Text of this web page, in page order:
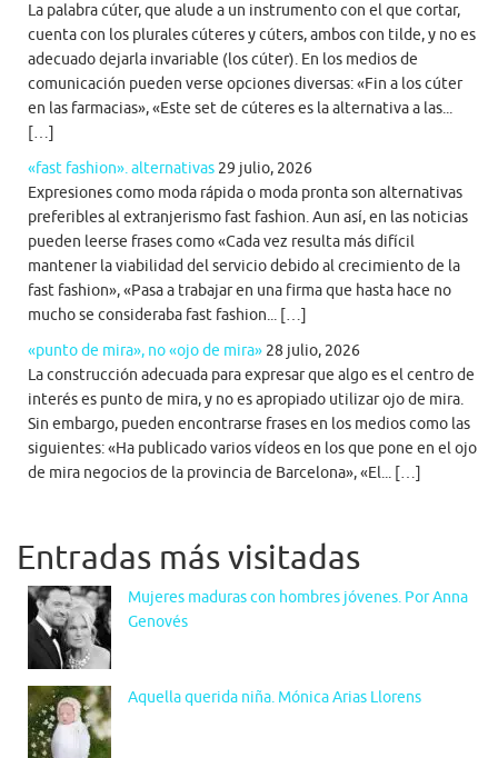
La palabra cúter, que alude a un instrumento con el que cortar,
cuenta con los plurales cúteres y cúters, ambos con tilde, y no es
adecuado dejarla invariable (los cúter). En los medios de
comunicación pueden verse opciones diversas: «Fin a los cúter
en las farmacias», «Este set de cúteres es la alternativa a las...
[…]
«fast fashion». alternativas 29 julio, 2026
Expresiones como moda rápida o moda pronta son alternativas
preferibles al extranjerismo fast fashion. Aun así, en las noticias
pueden leerse frases como «Cada vez resulta más difícil
mantener la viabilidad del servicio debido al crecimiento de la
fast fashion», «Pasa a trabajar en una firma que hasta hace no
mucho se consideraba fast fashion... […]
«punto de mira», no «ojo de mira» 28 julio, 2026
La construcción adecuada para expresar que algo es el centro de
interés es punto de mira, y no es apropiado utilizar ojo de mira.
Sin embargo, pueden encontrarse frases en los medios como las
siguientes: «Ha publicado varios vídeos en los que pone en el ojo
de mira negocios de la provincia de Barcelona», «El... […]
Entradas más visitadas
Mujeres maduras con hombres jóvenes. Por Anna
Genovés
Aquella querida niña. Mónica Arias Llorens